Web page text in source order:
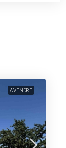
A VENDRE